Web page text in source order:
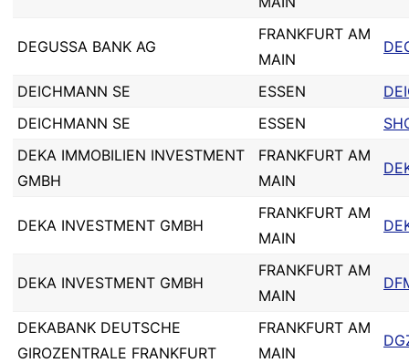
DEGUSSA BANK AG
FRANKFURT AM
MAIN
DEICHMANN SE ESSEN
DEICHMANN SE
ESSEN
DEKA IMMOBILIEN INVESTMENT
GMBH
FRANKFURT AM
MAIN
DEKA INVESTMENT GMBH
FRANKFURT AM
MAIN
DEKA INVESTMENT GMBH
FRANKFURT AM
MAIN
DEKABANK DEUTSCHE
GIROZENTRALE FRANKFURT
FRANKFURT AM
MAIN